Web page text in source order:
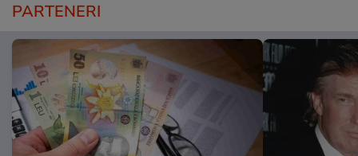
PARTENERI